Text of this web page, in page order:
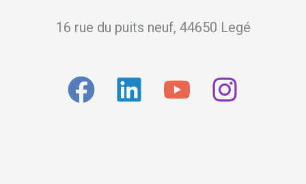
16 rue du puits neuf, 44650 Legé